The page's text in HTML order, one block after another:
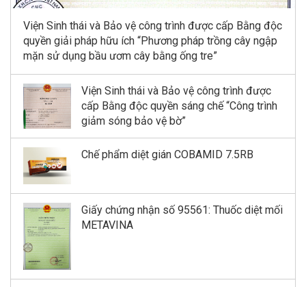
Viện Sinh thái và Bảo vệ công trình được cấp Bằng độc
quyền giải pháp hữu ích “Phương pháp trồng cây ngập
mặn sử dụng bầu ươm cây bằng ống tre”
Viện Sinh thái và Bảo vệ công trình được
cấp Bằng độc quyền sáng chế “Công trình
giảm sóng bảo vệ bờ”
Chế phẩm diệt gián COBAMID 7.5RB
Giấy chứng nhận số 95561: Thuốc diệt mối
METAVINA